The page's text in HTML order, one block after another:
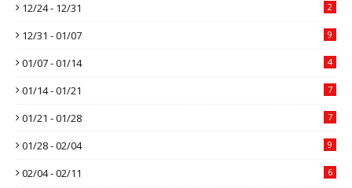
12/24 - 12/31 2
12/31 - 01/07 9
01/07 - 01/14 4
01/14 - 01/21 7
01/21 - 01/28 7
01/28 - 02/04 9
02/04 - 02/11 6